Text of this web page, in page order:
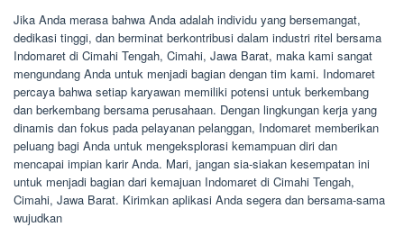
Jika Anda merasa bahwa Anda adalah individu yang bersemangat,
dedikasi tinggi, dan berminat berkontribusi dalam industri ritel bersama
Indomaret di Cimahi Tengah, Cimahi, Jawa Barat, maka kami sangat
mengundang Anda untuk menjadi bagian dengan tim kami. Indomaret
percaya bahwa setiap karyawan memiliki potensi untuk berkembang
dan berkembang bersama perusahaan. Dengan lingkungan kerja yang
dinamis dan fokus pada pelayanan pelanggan, Indomaret memberikan
peluang bagi Anda untuk mengeksplorasi kemampuan diri dan
mencapai impian karir Anda. Mari, jangan sia-siakan kesempatan ini
untuk menjadi bagian dari kemajuan Indomaret di Cimahi Tengah,
Cimahi, Jawa Barat. Kirimkan aplikasi Anda segera dan bersama-sama
wujudkan